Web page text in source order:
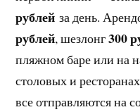
рублей за день.
рублей, шезлонг300
пляжном баре или на
столовых и
все отправляются на